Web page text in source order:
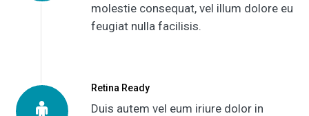
molestie consequat, vel illum dolore eu
feugiat nulla facilisis.
Retina Ready
Duis autem vel eum iriure dolor in